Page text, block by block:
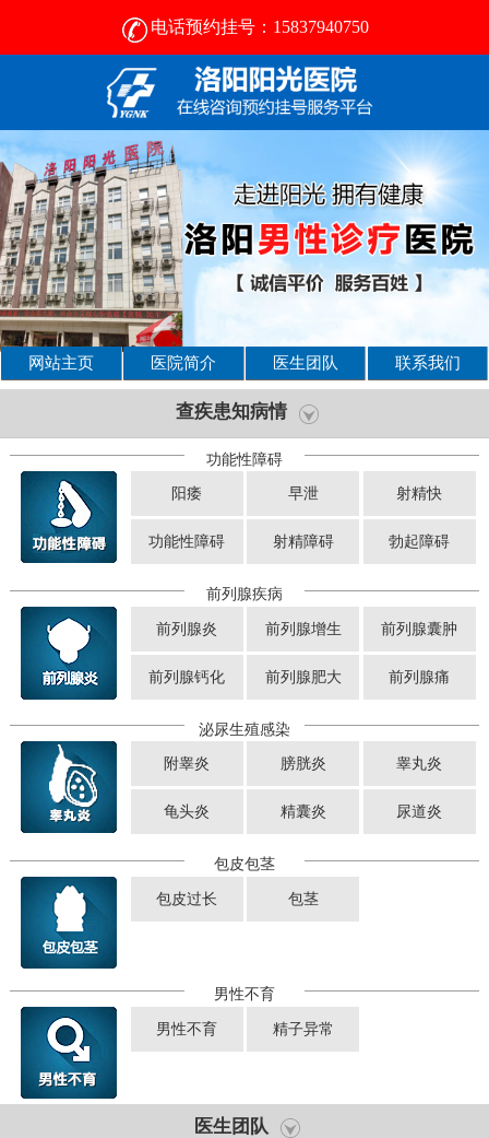
电话预约挂号：15837940750
网站主页 医院简介 医生团队 联系我们
查疾患知病情
功能性障碍
阳痿 早泄 射精快
功能性障碍 射精障碍 勃起障碍
前列腺疾病
前列腺炎 前列腺增生 前列腺囊肿
前列腺钙化 前列腺肥大 前列腺痛
泌尿生殖感染
附睾炎 膀胱炎 睾丸炎
龟头炎 精囊炎 尿道炎
包皮包茎
包皮过长 包茎
男性不育
男性不育 精子异常
医生团队